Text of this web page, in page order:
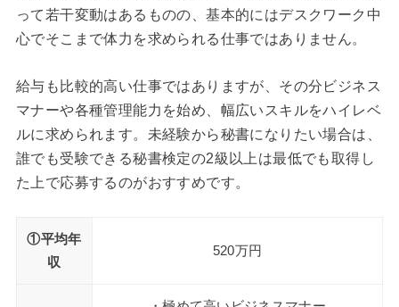
って若干変動はあるものの、基本的にはデスクワーク中
心でそこまで体力を求められる仕事ではありません。
給与も比較的高い仕事ではありますが、その分ビジネス
マナーや各種管理能力を始め、幅広いスキルをハイレベ
ルに求められます。未経験から秘書になりたい場合は、
誰でも受験できる秘書検定の2級以上は最低でも取得し
た上で応募するのがおすすめです。
①平均年
収
520万円